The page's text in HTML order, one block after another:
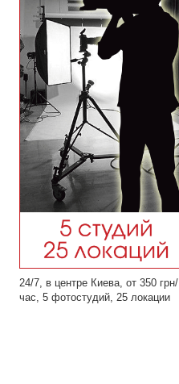
24/7, в центре Киева, от 350 грн/
час, 5 фотостудий, 25 локации